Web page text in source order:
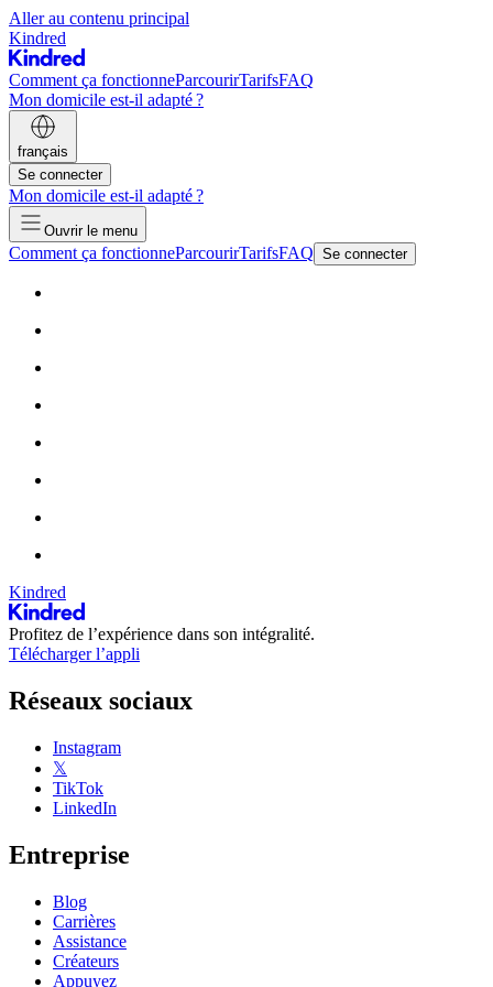
Aller au contenu principal
Kindred
Comment ça fonctionneParcourirTarifsFAQ
Mon domicile est-il adapté ?
français
Se connecter
Mon domicile est-il adapté ?
Ouvrir le menu
Comment ça fonctionneParcourirTarifsFAQ Se connecter
Kindred
Profitez de l’expérience dans son intégralité.
Télécharger l’appli
Réseaux sociaux
Instagram
𝕏
TikTok
LinkedIn
Entreprise
Blog
Carrières
Assistance
Créateurs
Appuyez